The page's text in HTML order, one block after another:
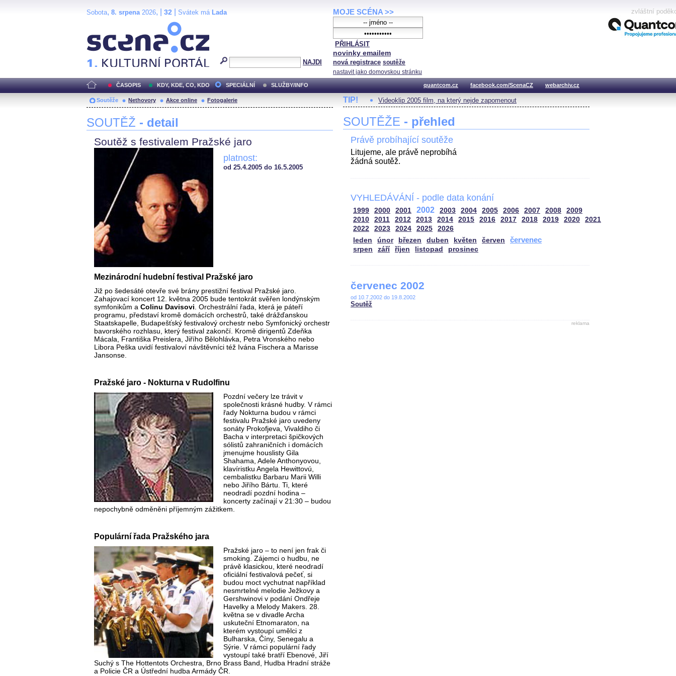
Sobota, 8. srpena2026, | 32 Svátek má Lada
NAJDI
MOJE SCÉNA >>
PŘIHLÁSIT
novinky emailem
nová registrace soutěže
nastavit jako domovskou stránku
zvláštní
ČASOPIS KDY, KDE, CO, KDO SPECIÁLNÍ SLUŽBY/INFO quantcom.cz facebook.com/ScenaCZ webarchiv.cz
Soutěže Nethovory Akce online Fotogalerie
SOUTĚŽ - detail
Soutěž s festivalem Pražské jaro
platnost:
od 25.4.2005 do 16.5.2005
Mezinárodní hudební festival Pražské jaro
Již po šedesáté otevře své brány prestižní festival Pražské jaro.
Zahajovací koncert 12. května 2005 bude tentokrát svěřen londýnským
symfonikům a Colinu Davisovi . Orchestrální řada, která je páteří
programu, představí kromě domácích orchestrů, také drážďanskou
Staatskapelle, Budapešťský festivalový orchestr nebo Symfonický orchestr
bavorského rozhlasu, který festival zakončí. Kromě dirigentů Zdeňka
Mácala, Františka Preislera, Jiřího Bělohlávka, Petra Vronského nebo
Libora Peška uvidí festivaloví návštěvníci též Ivána Fischera a Marisse
Jansonse.
Pražské jaro - Nokturna v Rudolfinu
Pozdní večery lze trávit v
společnosti krásné hudby. V rámci
řady Nokturna budou v rámci
festivalu Pražské jaro uvedeny
sonáty Prokofjeva, Vivaldiho či
Bacha v interpretaci špičkových
sólistů zahraničních i domácích
jmenujme houslisty Gila
Shahama, Adele Anthonyovou,
klavíristku Angela Hewittovú,
cembalistku Barbaru Marii Willi
nebo Jiřího Bártu. Ti, které
neodradí pozdní hodina –
koncerty začínají v 21:30 – budou
nepochybně odměněni příjemným zážitkem.
Populární řada Pražského jara
Pražské jaro – to není jen frak či
smoking. Zájemci o hudbu, ne
právě klasickou, které neodradí
oficiální festivalová pečeť, si
budou moct vychutnat například
nesmrtelné melodie Ježkovy a
Gershwinovi v podání Ondřeje
Havelky a Melody Makers. 28.
května se v divadle Archa
uskuteční Etnomaraton, na
kterém vystoupí umělci z
Bulharska, Číny, Senegalu a
Sýrie. V rámci populární řady
vystoupí také bratří Ebenové, Jiří
Suchý s The Hottentots Orchestra, Brno Brass Band, Hudba Hradní stráže
a Policie ČR a Ústřední hudba Armády ČR.
TIP! Videoklip 2005 film, na který nejde zapomenout
SOUTĚŽE - přehled
Právě probíhající soutěže
Litujeme, ale právě neprobíhá
žádná soutěž.
VYHLEDÁVÁNÍ - podle data konání
1999 2000 2001 2002 2003 2004 2005 2006 2007 2008
2009
2010
2011 2012 2013 2014 2015 2016 2017 2018 2019 2020
2021
2022
2023 2024 2025
2026
leden
únor březen duben květen červen červenec
srpen září říjen listopad prosinec
červenec 2002
od 10.7.2002 do 19.8.2002
Soutěž
reklama